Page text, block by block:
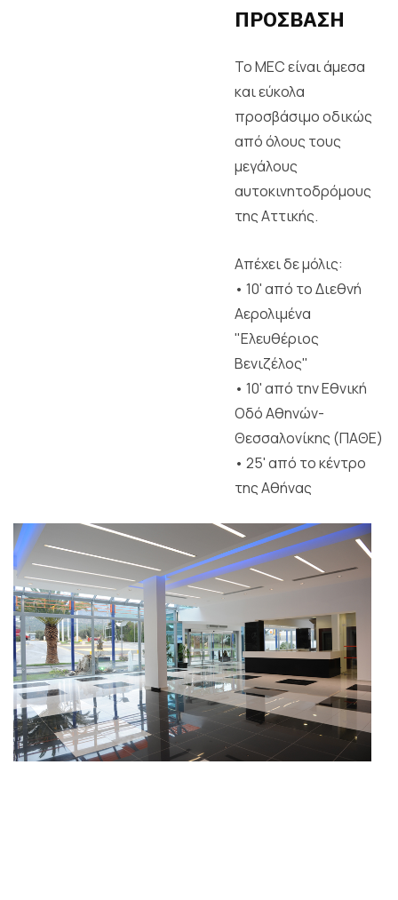
ΠΡΟΣΒΑΣΗ
To MEC είναι άμεσα
και εύκολα
προσβάσιμο οδικώς
από όλους τους
μεγάλους
αυτοκινητοδρόμους
της Αττικής.
Απέχει δε μόλις:
• 10' από το Διεθνή
Αερολιμένα
"Ελευθέριος
Βενιζέλος"
• 10' από την Εθνική
Οδό Αθηνών-
Θεσσαλονίκης (ΠΑΘΕ)
• 25' από το κέντρο
της Αθήνας